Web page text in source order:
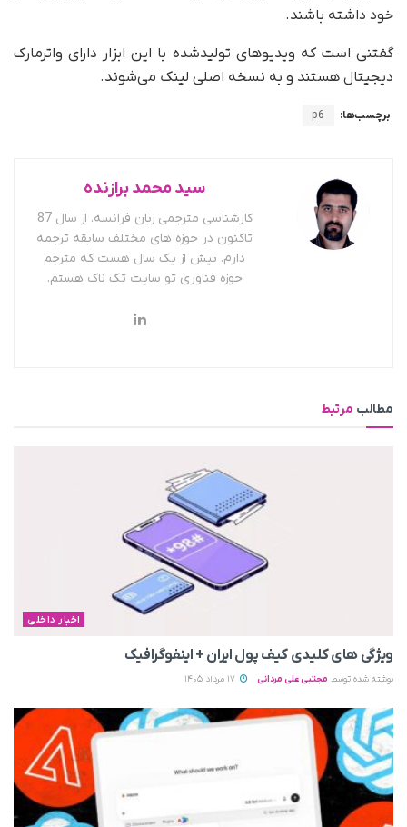
خود داشته باشند.
گفتنی است که ویدیوهای تولیدشده با این ابزار دارای واترمارک
دیجیتال هستند و به نسخه اصلی لینک می‌شوند.
برچسب‌ها: p6
سید محمد برازنده
کارشناسی مترجمی زبان فرانسه. از سال 87
تاکنون در حوزه های مختلف سابقه ترجمه
دارم. بیش از یک سال هست که مترجم
حوزه فناوری تو سایت تک ناک هستم.
مطالب مرتبط
اخبار داخلی
ویژگی های کلیدی کیف پول ایران + اینفوگرافیک
نوشته شده توسط مجتبی علی مردانی